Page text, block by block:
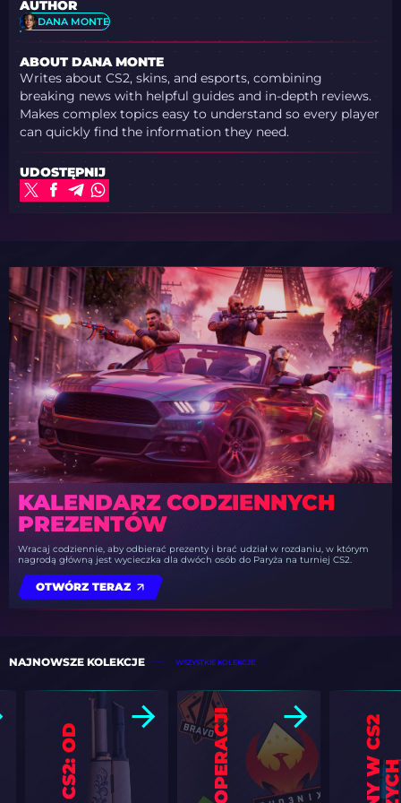
AUTHOR
DANA MONTE
ABOUT DANA MONTE
Writes about CS2, skins, and esports, combining
breaking news with helpful guides and in-depth reviews.
Makes complex topics easy to understand so every player
can quickly find the information they need.
UDOSTĘPNIJ
KALENDARZ CODZIENNYCH
PREZENTÓW
Wracaj codziennie, aby odbierać prezenty i brać udział w rozdaniu, w którym
nagrodą główną jest wycieczka dla dwóch osób do Paryża na turniej CS2.
OTWÓRZ TERAZ
NAJNOWSZE KOLEKCJE WSZYSTKIE KOLEKCJE